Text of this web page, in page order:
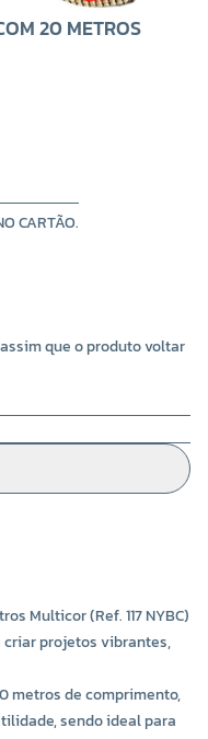
20 METROS
CARTÃO.
que o produto voltar
Multicor (Ref. 117 NYBC)
projetos vibrantes,
metros de comprimento,
sendo ideal para